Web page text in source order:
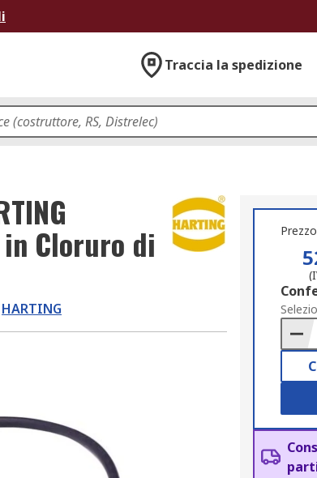
Traccia la spedizione
Cloruro di
HARTING
Add
to
Basket